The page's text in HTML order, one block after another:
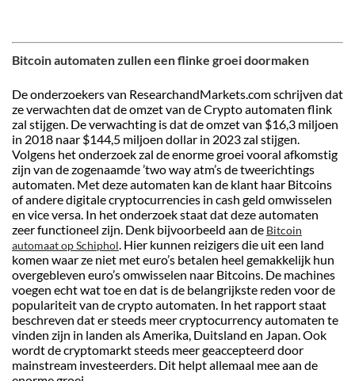
Bitcoin automaten zullen een flinke groei doormaken
De onderzoekers van ResearchandMarkets.com schrijven dat
ze verwachten dat de omzet van de Crypto automaten flink
zal stijgen. De verwachting is dat de omzet van $16,3 miljoen
in 2018 naar $144,5 miljoen dollar in 2023 zal stijgen.
Volgens het onderzoek zal de enorme groei vooral afkomstig
zijn van de zogenaamde ’two way atm’s de tweerichtings
automaten. Met deze automaten kan de klant haar Bitcoins
of andere digitale cryptocurrencies in cash geld omwisselen
en vice versa. In het onderzoek staat dat deze automaten
zeer functioneel zijn. Denk bijvoorbeeld aan de Bitcoin
automaat op Schiphol. Hier kunnen reizigers die uit een land
komen waar ze niet met euro’s betalen heel gemakkelijk hun
overgebleven euro’s omwisselen naar Bitcoins. De machines
voegen echt wat toe en dat is de belangrijkste reden voor de
populariteit van de crypto automaten. In het rapport staat
beschreven dat er steeds meer cryptocurrency automaten te
vinden zijn in landen als Amerika, Duitsland en Japan. Ook
wordt de cryptomarkt steeds meer geaccepteerd door
mainstream investeerders. Dit helpt allemaal mee aan de